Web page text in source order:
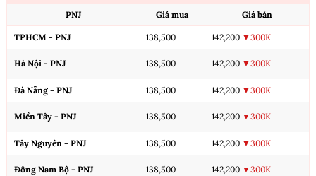
PNJ Giá mua Giá bán
TPHCM - PNJ 138,500 142,200 ▼300K
Hà Nội - PNJ 138,500 142,200 ▼300K
Đà Nẵng - PNJ 138,500 142,200 ▼300K
Miền Tây - PNJ 138,500 142,200 ▼300K
Tây Nguyên - PNJ 138,500 142,200 ▼300K
Đông Nam Bộ - PNJ 138,500 142,200 ▼300K